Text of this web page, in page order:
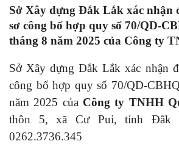
Sở Xây dựng Đắk Lắk xác nhận
sơ công bố hợp quy số 70/QD-
tháng 8 năm 2025 của Công ty
Sở Xây dựng Đắk Lắk xác nhận
công bố hợp quy số 70/QD-
năm 2025 của Công ty TNHH
thôn 5, xã Cư Pui, tỉnh Đắk
0262.3736.345